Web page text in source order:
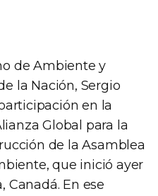
de Ambiente y
la Nación, Sergio
en la
Global para la
de la Asamblea
que inició ayer
Canadá. En ese